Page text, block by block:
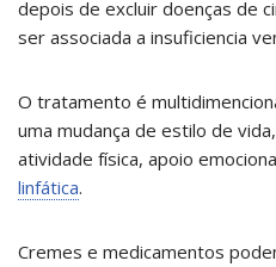
depois de excluir doenças de
ser associada a insuficiencia
O tratamento é
uma mudança de estilo de
atividade física, apoio
linfática.
Cremes e medicamentos